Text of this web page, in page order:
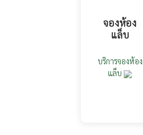
จองห้อง
แล็บ
บริการจองห้อง
แล็บ